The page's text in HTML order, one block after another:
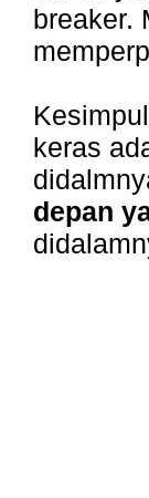
breaker.
keras
depan